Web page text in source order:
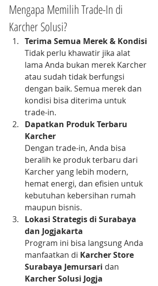
Mengapa Memilih Trade-In di
Karcher Solusi?
Terima Semua Merek & Kondisi
Tidak perlu khawatir jika alat
lama Anda bukan merek Karcher
atau sudah tidak berfungsi
dengan baik. Semua merek dan
kondisi bisa diterima untuk
trade-in.
Dapatkan Produk Terbaru
Karcher
Dengan trade-in, Anda bisa
beralih ke produk terbaru dari
Karcher yang lebih modern,
hemat energi, dan efisien untuk
kebutuhan kebersihan rumah
maupun bisnis.
Lokasi Strategis di Surabaya
dan Jogjakarta
Program ini bisa langsung Anda
manfaatkan di Karcher Store
Surabaya Jemursari dan
Karcher Solusi Jogja